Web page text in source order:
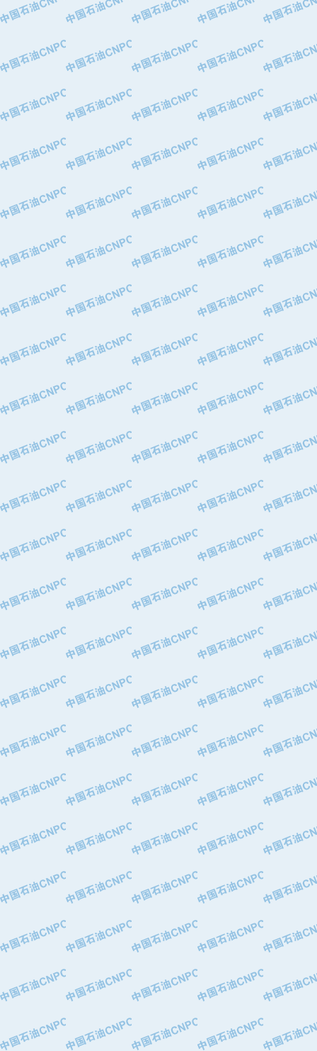
·承德司达石油装备开发公司
·四川明星电缆有限公司
·中国石油大庆石油化工总厂
·中国石油化工股份有限公司催化剂长
·北京长空工业有限公司
·北京中旭阳光石油天然气科技有限公
·托肯恒山科技（广州）有限公司
·北京德泰联华科技发展有限公司
·美钻石油钻采系统（上海）有限公司
·陕西爱瑞德控制工程有限公司
·成都皖东仪表电缆成套系统有限公司
·成都中寰机电设备有限公司
·河北保定天威集团特变电气有限公司
·中国石油辽阳石油化纤公司
·托肯恒山科技（广州）有限公司
·大庆油田飞马有限公司
·大庆油田有限责任公司
·中国石油华北油田公司
·中国石油锦西石化分公司
·天津钢管集团股份有限公司
·深圳市肯多斯实业发展有限公司
·瓦卢瑞克.曼内斯曼石油专用管（德
·无锡西姆莱斯石油专用管制造有限公
·武汉钢铁（集团）公司
·太原钢铁(集团)有限公司
·马鞍山钢铁股份有限公司
·中国石油天然气股份有限公司兰州石